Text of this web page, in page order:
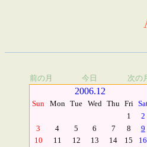
前の月 今日 次の
2006.12
Sun Mon Tue Wed Thu Fri
1
2
3
4 5 6 7 8
9
10
11 12 13 14 15
16